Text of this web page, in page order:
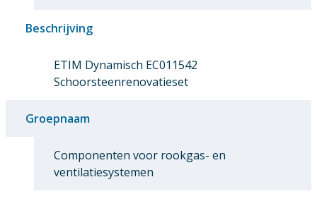
Beschrijving
ETIM Dynamisch EC011542
Schoorsteenrenovatieset
Groepnaam
Componenten voor rookgas- en
ventilatiesystemen